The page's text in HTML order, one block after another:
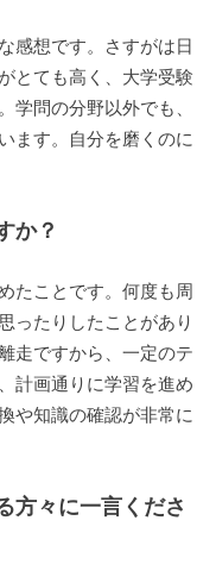
感想です。さすがは日
とても高く、大学受験
学問の分野以外でも、
ます。自分を磨くのに
か？
たことです。何度も周
ったりしたことがあり
走ですから、一定のテ
計画通りに学習を進め
や知識の確認が非常に
方々に一言くださ